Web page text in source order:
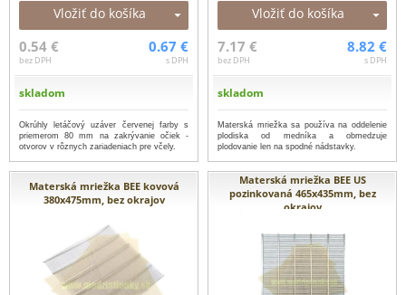
Vložiť do košíka
0.54 €
bez DPH
0.67 €
s DPH
skladom
Okrúhly letáčový uzáver červenej farby s
priemerom 80 mm na zakrývanie očiek -
otvorov v rôznych zariadeniach pre včely.
Vložiť do košíka
7.17 €
bez DPH
8.82 €
s DPH
skladom
Materská mriežka sa používa na oddelenie
plodiska od medníka a obmedzuje
plodovanie len na spodné nádstavky.
Materská mriežka BEE kovová
380x475mm, bez okrajov
Materská mriežka BEE US
pozinkovaná 465x435mm, bez
okrajov